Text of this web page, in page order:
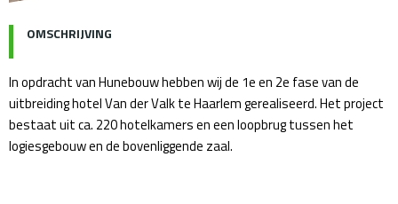
OMSCHRIJVING
In opdracht van Hunebouw hebben wij de 1e en 2e fase van de
uitbreiding hotel Van der Valk te Haarlem gerealiseerd. Het project
bestaat uit ca. 220 hotelkamers en een loopbrug tussen het
logiesgebouw en de bovenliggende zaal.